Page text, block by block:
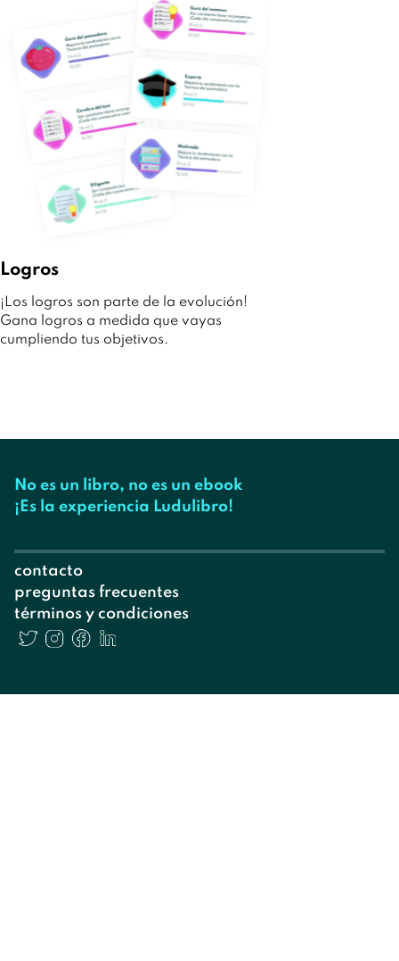
Logros
¡Los logros son parte de la evolución!
Gana logros a medida que vayas
cumpliendo tus objetivos.
No es un libro, no es un ebook
¡Es la experiencia Ludulibro!
contacto
preguntas frecuentes
términos y condiciones